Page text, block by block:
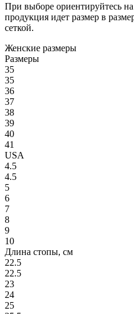
При выборе ориентируйтесь
продукция идет размер в
сеткой.
Женские размеры
Размеры
35
35
36
37
38
39
40
41
USA
4.5
4.5
5
6
7
8
9
10
Длина стопы, см
22.5
22.5
23
24
25